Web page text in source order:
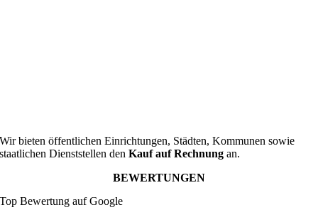
Wir bieten öffentlichen Einrichtungen, Städten, Kommunen sowie
staatlichen Dienststellen denKauf auf Rechnung an.
BEWERTUNGEN
Top Bewertung auf Google